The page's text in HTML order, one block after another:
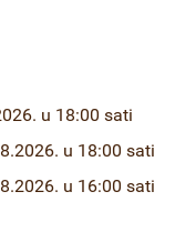
u 18:00 sati
u 18:00 sati
u 16:00 sati